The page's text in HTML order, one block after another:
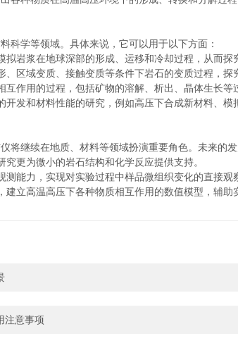
学等领域。具体来说，它可以用于以下方面：
浆在地球深部的形成、运移和冷却过程，从而探
域变质、接触变质等条件下岩石的变质过程，探
用的过程，包括矿物的溶解、析出、晶体生长等
和材料性能的研究，例如高压下合成新材料、模
继续在地质、材料等领域扮演重要角色。未来的发
更为微小的岩石结构和化学反应提供支持。
力，实现对实验过程中样品微组织变化的直接观
高温高压下各种物质相互作用的数值模型，辅助
注意事项